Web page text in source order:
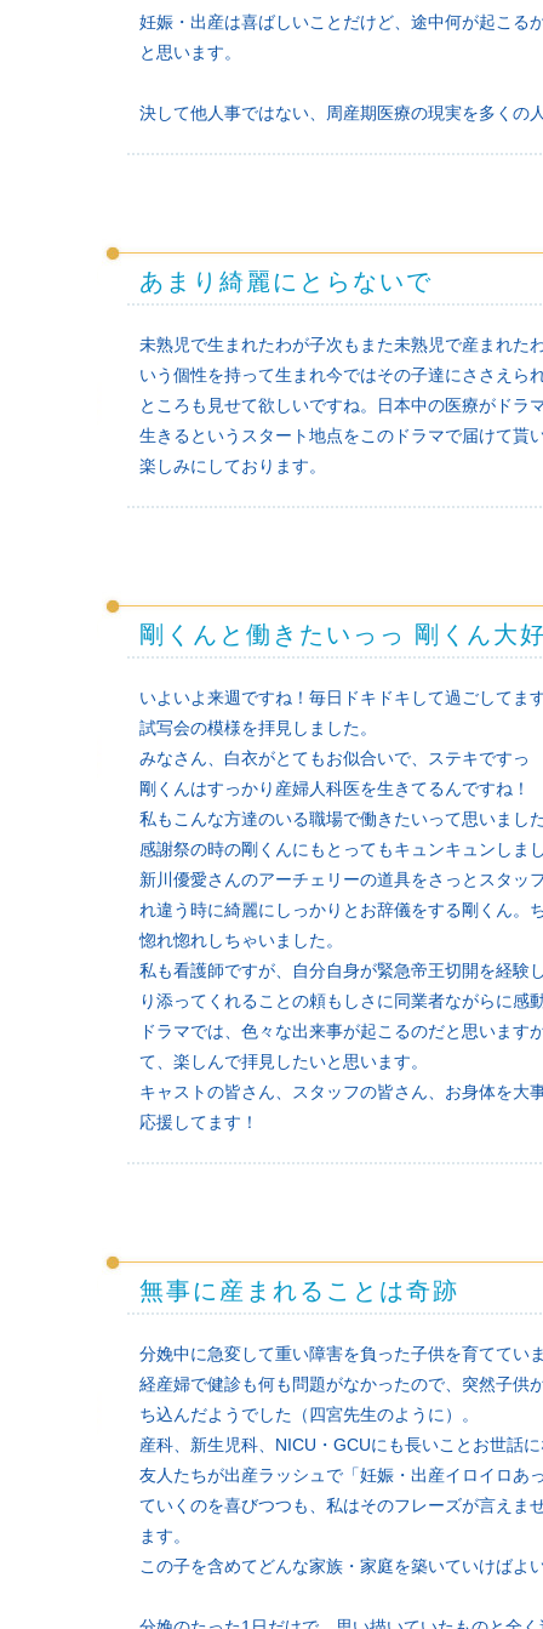
妊娠・出産は喜ばしいことだけど、途中何が起こる
と思います。
決して他人事ではない、周産期医療の現実を多くの
あまり綺麗にとらないで
未熟児で生まれたわが子次もまた未熟児で産まれた
いう個性を持って生まれ今ではその子達にささえら
ところも見せて欲しいですね。日本中の医療がド
生きるというスタート地点をこのドラマで届けて貰
楽しみにしております。
剛くんと働きたいっっ 剛くん大
いよいよ来週ですね！毎日ドキドキして過ごしてま
試写会の模様を拝見しました。
みなさん、白衣がとてもお似合いで、ステキですっ
剛くんはすっかり産婦人科医を生きてるんですね！
私もこんな方達のいる職場で働きたいって思いまし
感謝祭の時の剛くんにもとってもキュンキュンしま
新川優愛さんのアーチェリーの道具をさっとスタッ
れ違う時に綺麗にしっかりとお辞儀をする剛くん。
惚れ惚れしちゃいました。
私も看護師ですが、自分自身が緊急帝王切開を経験
り添ってくれることの頼もしさに同業者ながらに感
ドラマでは、色々な出来事が起こるのだと思いま
て、楽しんで拝見したいと思います。
キャストの皆さん、スタッフの皆さん、お身体を大
応援してます！
無事に産まれることは奇跡
分娩中に急変して重い障害を負った子供を育ててい
経産婦で健診も何も問題がなかったので、突然子供
ち込んだようでした（四宮先生のように）。
産科、新生児科、NICU・GCUにも長いことお世話
友人たちが出産ラッシュで「妊娠・出産イロイロあ
ていくのを喜びつつも、私はそのフレーズが言えま
ます。
この子を含めてどんな家族・家庭を築いていけばよ